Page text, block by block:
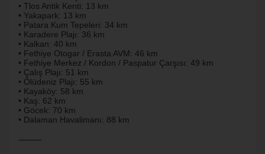
• Tlos Antik Kenti: 13 km
• Yakapark: 13 km
• Patara Kum Tepeleri: 34 km
• Karadere Plajı: 36 km
• Kalkan: 40 km
• Fethiye Otogar / Erasta AVM: 46 km
• Fethiye Merkez / Kordon / Paspatur Çarşısı: 49 km
• Çalış Plajı: 51 km
• Ölüdeniz Plajı: 55 km
• Kayaköy: 58 km
• Kaş: 62 km
• Göcek: 70 km
• Dalaman Havalimanı: 88 km
⸻